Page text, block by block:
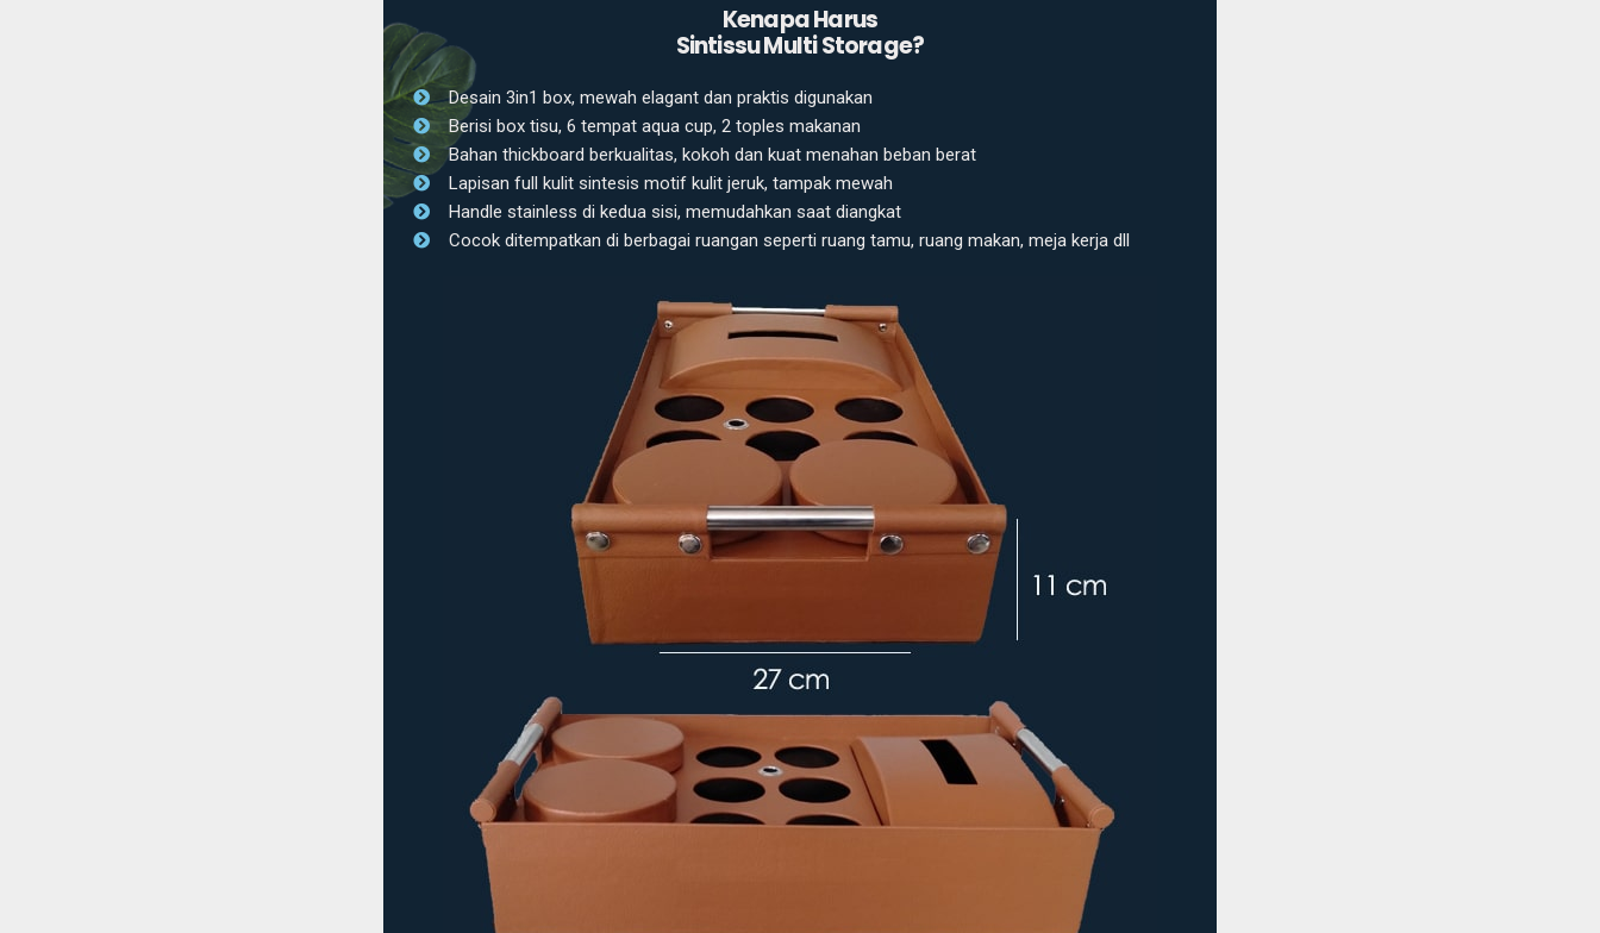
Kenapa Harus
Sintissu Multi Storage?
Desain 3in1 box, mewah elagant dan praktis digunakan
Berisi box tisu, 6 tempat aqua cup, 2 toples makanan
Bahan thickboard berkualitas, kokoh dan kuat menahan beban berat
Lapisan full kulit sintesis motif kulit jeruk, tampak mewah
Handle stainless di kedua sisi, memudahkan saat diangkat
Cocok ditempatkan di berbagai ruangan seperti ruang tamu, ruang makan, meja kerja dll